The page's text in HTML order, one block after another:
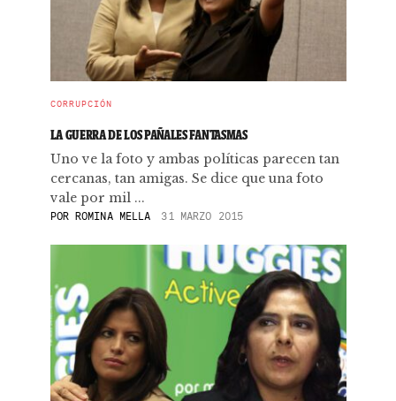
CORRUPCIÓN
LA GUERRA DE LOS PAÑALES FANTASMAS
Uno ve la foto y ambas políticas parecen tan
cercanas, tan amigas. Se dice que una foto
vale por mil ...
POR ROMINA MELLA 31 MARZO 2015